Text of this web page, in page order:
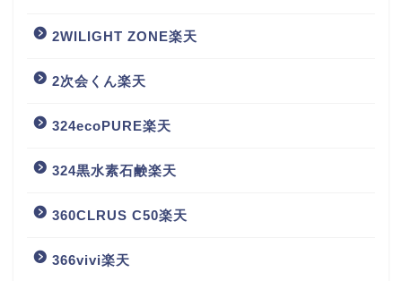
2WILIGHT ZONE楽天
2次会くん楽天
324ecoPURE楽天
324黒水素石鹸楽天
360CLRUS C50楽天
366vivi楽天